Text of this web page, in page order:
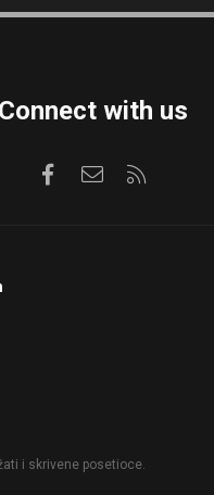
Connect with us
FacebookKontaktirajte nas
i skrivene posetioce.